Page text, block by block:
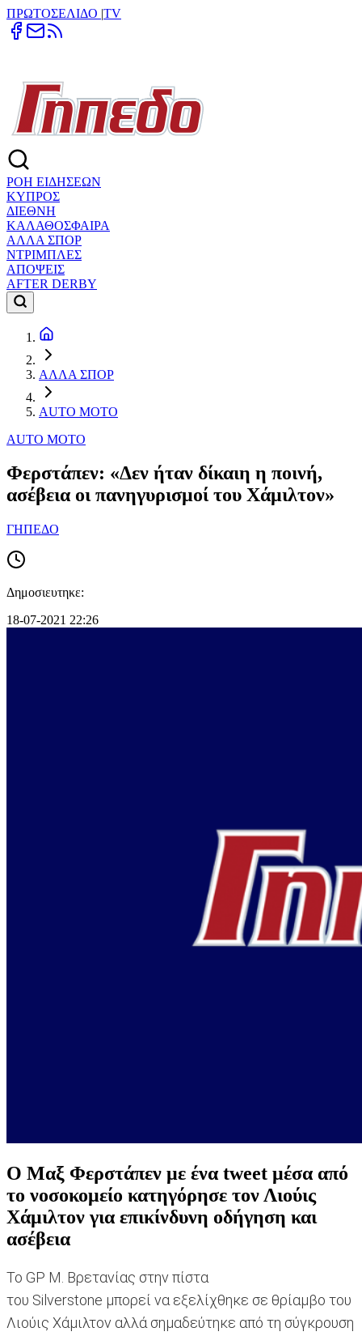
ΠΡΩΤΟΣΕΛΙΔΟ |TV
ΡΟΗ ΕΙΔΗΣΕΩΝ
ΚΥΠΡΟΣ
ΔΙΕΘΝΗ
ΚΑΛΑΘΟΣΦΑΙΡΑ
ΑΛΛΑ ΣΠΟΡ
ΝΤΡΙΜΠΛΕΣ
ΑΠΟΨΕΙΣ
AFTER DERBY
ΑΛΛΑ ΣΠΟΡ
AUTO MOTO
AUTO MOTO
Φερστάπεν: «Δεν ήταν δίκαιη η ποινή,
ασέβεια οι πανηγυρισμοί του Χάμιλτον»
ΓΗΠΕΔΟ
Δημοσιευτηκε:
18-07-2021 22:26
Ο Μαξ Φερστάπεν με ένα tweet μέσα από
το νοσοκομείο κατηγόρησε τον Λιούις
Χάμιλτον για επικίνδυνη οδήγηση και
ασέβεια
Το GP Μ. Βρετανίας στην πίστα
του Silverstone μπορεί να εξελίχθηκε σε θρίαμβο του
Λιούις Χάμιλτον αλλά σημαδεύτηκε από τη σύγκρουση